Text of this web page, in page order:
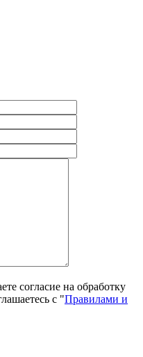
согласие на обработку
с "Правилами и